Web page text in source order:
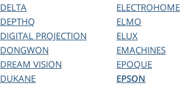
DELTA
DEPTHQ
DIGITAL PROJECTION
DONGWON
DREAM VISION
DUKANE
ELECTROHOME
ELMO
ELUX
EMACHINES
EPOQUE
EPSON